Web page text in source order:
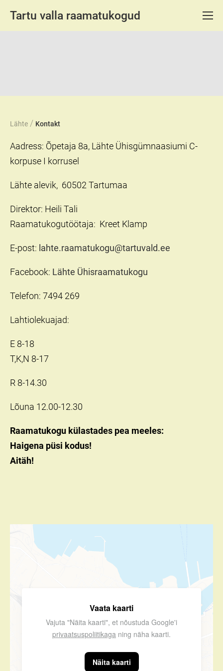
Tartu valla raamatukogud
Lähte / Kontakt
Aadress: Õpetaja 8a, Lähte Ühisgümnaasiumi C-
korpuse I korrusel
Lähte alevik, 60502 Tartumaa
Direktor: Heili Tali
Raamatukogutöötaja: Kreet Klamp
E-post: lahte.raamatukogu@tartuvald.ee
Facebook: Lähte Ühisraamatukogu
Telefon: 7494 269
Lahtiolekuajad:
E 8-18
T,K,N 8-17
R 8-14.30
Lõuna 12.00-12.30
Raamatukogu külastades pea meeles:
Haigena püsi kodus!
Aitäh!
Vaata kaarti
Vajuta "Näita kaarti", et nõustuda Google'i
privaatsuspoliitikaga ning näha kaarti.
Näita kaarti